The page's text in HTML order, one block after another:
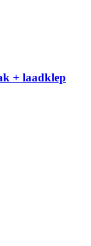
+ laadklep